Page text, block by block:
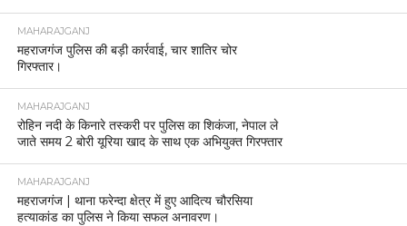
MAHARAJGANJ
महराजगंज पुलिस की बड़ी कार्रवाई, चार शातिर चोर
गिरफ्तार।
MAHARAJGANJ
रोहिन नदी के किनारे तस्करी पर पुलिस का शिकंजा, नेपाल ले
जाते समय 2 बोरी यूरिया खाद के साथ एक अभियुक्त गिरफ्तार
MAHARAJGANJ
महराजगंज | थाना फरेन्दा क्षेत्र में हुए आदित्य चौरसिया
हत्याकांड का पुलिस ने किया सफल अनावरण।